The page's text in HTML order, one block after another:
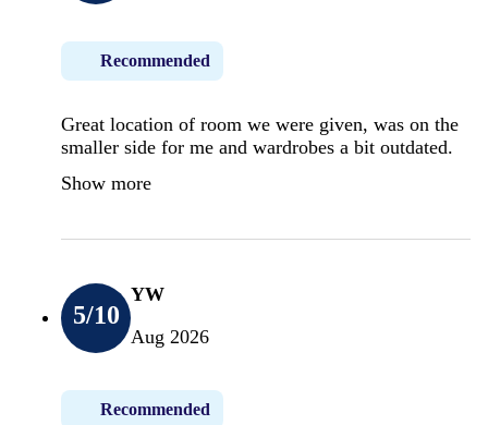
Recommended
Great location of room we were given, was on the
smaller side for me and wardrobes a bit outdated.
Show more
5/10
YW
Aug 2026
Recommended